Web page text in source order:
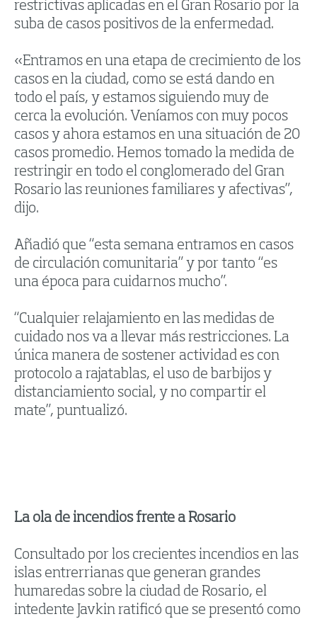
restrictivas aplicadas en el Gran Rosario por la
suba de casos positivos de la enfermedad.
«Entramos en una etapa de crecimiento de los
casos en la ciudad, como se está dando en
todo el país, y estamos siguiendo muy de
cerca la evolución. Veníamos con muy pocos
casos y ahora estamos en una situación de 20
casos promedio. Hemos tomado la medida de
restringir en todo el conglomerado del Gran
Rosario las reuniones familiares y afectivas”,
dijo.
Añadió que “esta semana entramos en casos
de circulación comunitaria” y por tanto “es
una época para cuidarnos mucho”.
“Cualquier relajamiento en las medidas de
cuidado nos va a llevar más restricciones. La
única manera de sostener actividad es con
protocolo a rajatablas, el uso de barbijos y
distanciamiento social, y no compartir el
mate”, puntualizó.
La ola de incendios frente a Rosario
Consultado por los crecientes incendios en las
islas entrerrianas que generan grandes
humaredas sobre la ciudad de Rosario, el
intedente Javkin ratificó que se presentó como